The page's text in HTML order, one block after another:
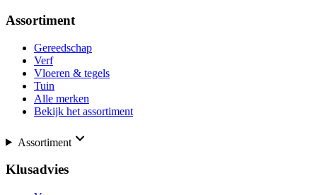
Assortiment
Gereedschap
Verf
Vloeren & tegels
Tuin
Alle merken
Bekijk het assortiment
Assortiment
Klusadvies